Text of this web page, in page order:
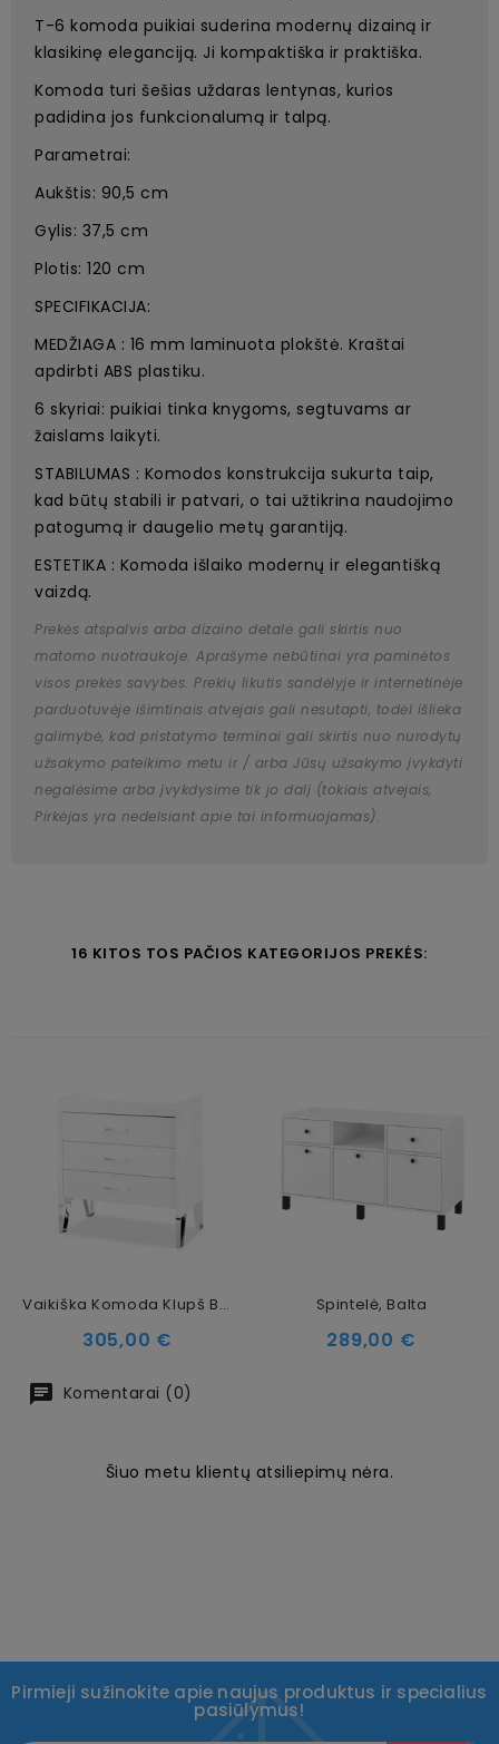
T-6 komoda puikiai suderina modernų dizainą ir
klasikinę eleganciją. Ji kompaktiška ir praktiška.
Komoda turi šešias uždaras lentynas, kurios
padidina jos funkcionalumą ir talpą.
Parametrai:
Aukštis: 90,5 cm
Gylis: 37,5 cm
Plotis: 120 cm
SPECIFIKACIJA:
MEDŽIAGA : 16 mm laminuota plokštė. Kraštai
apdirbti ABS plastiku.
6 skyriai: puikiai tinka knygoms, segtuvams ar
žaislams laikyti.
STABILUMAS : Komodos konstrukcija sukurta taip,
kad būtų stabili ir patvari, o tai užtikrina naudojimo
patogumą ir daugelio metų garantiją.
ESTETIKA : Komoda išlaiko modernų ir elegantišką
vaizdą.
Prekės atspalvis arba dizaino detalė gali skirtis nuo
matomo nuotraukoje. Aprašyme nebūtinai yra paminėtos
visos prekės savybės. Prekių likutis sandėlyje ir internetinėje
parduotuvėje išimtinais atvejais gali nesutapti, todėl išlieka
galimybė, kad pristatymo terminai gali skirtis nuo nurodytų
užsakymo pateikimo metu ir / arba Jūsų užsakymo įvykdyti
negalėsime arba įvykdysime tik jo dalį (tokiais atvejais,
Pirkėjas yra nedelsiant apie tai informuojamas).
16 KITOS TOS PAČIOS KATEGORIJOS PREKĖS:
Vaikiška Komoda Klupš Blanka, Balta
Kaina
305,00 €
Spintelė, Balta
Kaina
289,00 €
Komentarai (0)
Šiuo metu klientų atsiliepimų nėra.
Pirmieji sužinokite apie naujus produktus ir specialius
pasiūlymus!